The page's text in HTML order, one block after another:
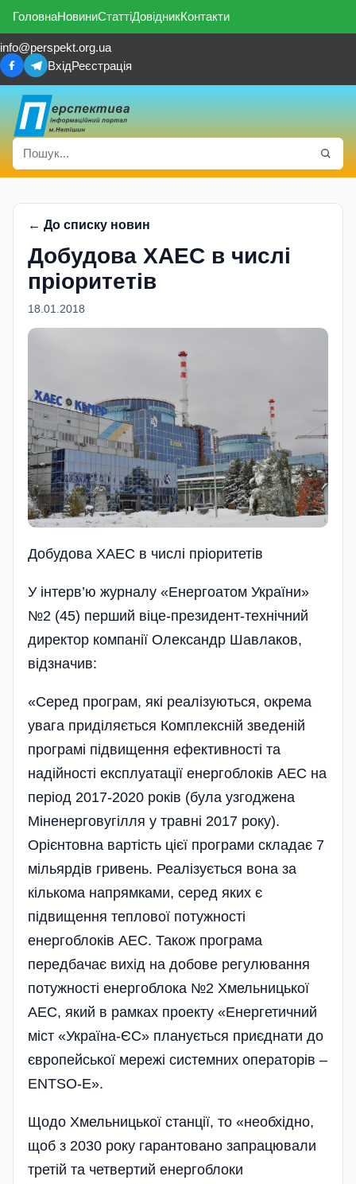
ГоловнаНовиниСтаттіДовідникКонтакти
info@perspekt.org.ua
ВхідРеєстрація
← До списку новин
Добудова ХАЕС в числi
прiоритетiв
18.01.2018
Добудова ХАЕС в числi прiоритетiв
У інтерв’ю журналу «Енергоатом України»
№2 (45) перший віце-президент-технічний
директор компанії Олександр Шавлаков,
відзначив:
«Серед програм, які реалізуються, окрема
увага приділяється Комплексній зведеній
програмі підвищення ефективності та
надійності експлуатації енергоблоків АЕС на
період 2017-2020 років (була узгоджена
Міненерговугілля у травні 2017 року).
Орієнтовна вартість цієї програми складає 7
мільярдів гривень. Реалізується вона за
кількома напрямками, серед яких є
підвищення теплової потужності
енергоблоків АЕС. Також програма
передбачає вихід на добове регулювання
потужності енергоблока №2 Хмельницької
АЕС, який в рамках проекту «Енергетичний
міст «Україна-ЄС» планується приєднати до
європейської мережі системних операторів –
ENTSO-E».
Щодо Хмельницької станції, то «необхідно,
щоб з 2030 року гарантовано запрацювали
третій та четвертий енергоблоки